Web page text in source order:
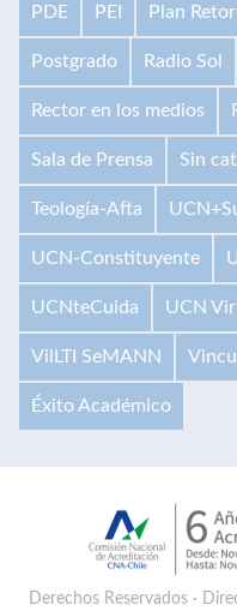
PDE PEI Plan
Postgrado Radio Sol
Rector en los medios
Sala de Prensa Sin
Teología-Afta
UCN-Constituyente
UCNteCuida UCN
VilLTI SeMANN
Éxito Académico
Derechos Reservados ·